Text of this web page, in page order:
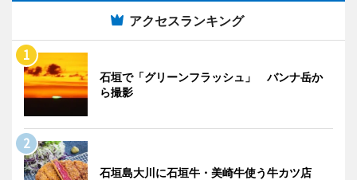
アクセスランキング
石垣で「グリーンフラッシュ」 バンナ岳か
ら撮影
石垣島大川に石垣牛・美崎牛使う牛カツ店